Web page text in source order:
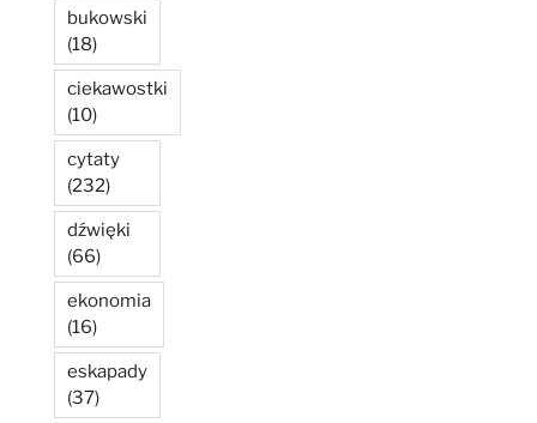
bukowski
(18)
ciekawostki
(10)
cytaty
(232)
dźwięki
(66)
ekonomia
(16)
eskapady
(37)